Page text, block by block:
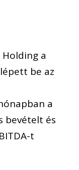
a
be az
a
bevételt és
t